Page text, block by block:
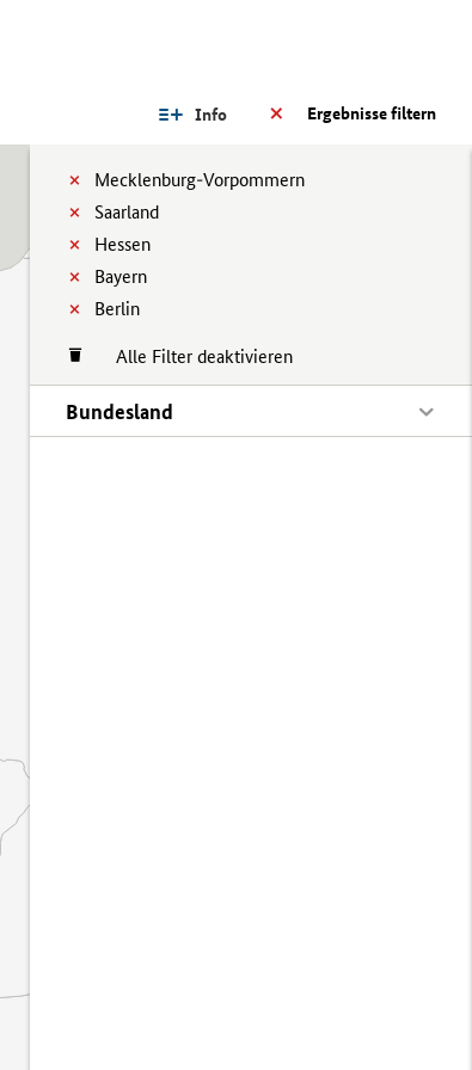
Ergebnisse filtern
Info
Mecklenburg-Vorpommern
Saarland
Hessen
Bayern
Berlin
Alle Filter deaktivieren
Bundesland